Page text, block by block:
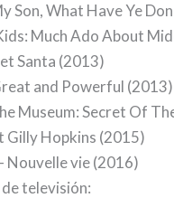
Son, What Have Ye
Much Ado About
Santa (2013)
and Powerful (2013)
Museum: Secret Of
Gilly Hopkins (2015)
Nouvelle vie (2016)
televisión: